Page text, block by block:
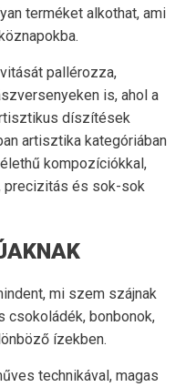
terméket alkothat, ami
pallérozza,
is, ahol a
díszítések
artisztika kategóriában
kompozíciókkal,
precizitás és sok-sok
mi szem szájnak
csokoládék, bonbonok,
ízekben.
technikával, magas